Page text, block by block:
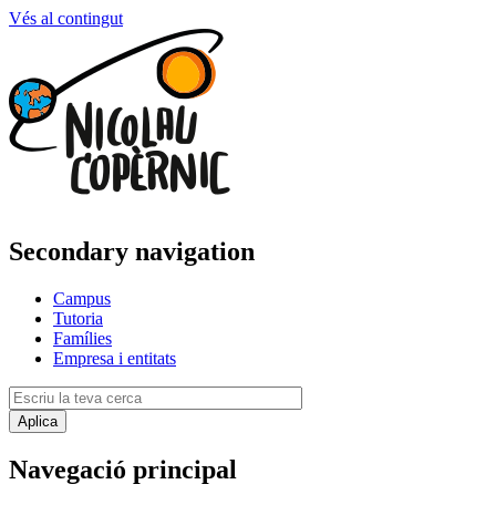
Vés al contingut
Secondary navigation
Campus
Tutoria
Famílies
Empresa i entitats
Navegació principal